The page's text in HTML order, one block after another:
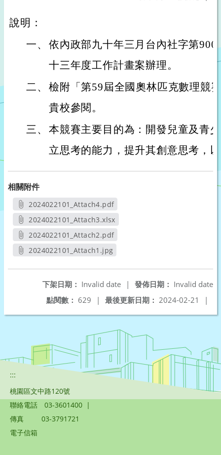
說明：
一、 依內政部九十年三月台內社字第
十三年度工作計畫案辦理。
二、 檢附「第59屆全國奧林匹克數理競
貴校參閱。
三、 本競賽主要目的為：開發兒童及青
立思考的能力，提升其創意思考，
相關附件
2024022101_Attach4.pdf
另開新視窗
2024022101_Attach3.xlsx
另開新視窗
2024022101_Attach2.pdf
另開新視窗
2024022101_Attach1.jpg
發佈日期： Invalid date
下架日期： Invalid date
|
最後更新日期： 2024-02-21 |
點閱數： 629 |
:::
桃園區文中路120號
聯絡電話
03-3601400 |
傳真
03-3791721
電子信箱